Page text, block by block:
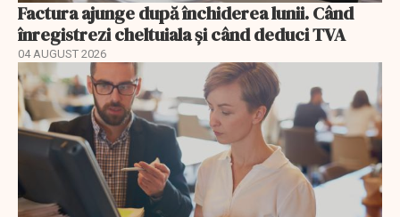
Factura ajunge după închiderea lunii. Când
înregistrezi cheltuiala și când deduci TVA
04 AUGUST 2026